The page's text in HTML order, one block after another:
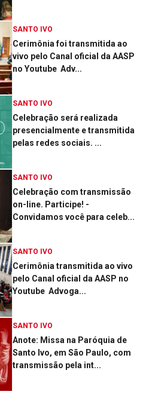
SANTO IVO
Cerimônia foi transmitida ao
vivo pelo Canal oficial da AASP
no Youtube ­ Adv...
SANTO IVO
Celebração será realizada
presencialmente e transmitida
pelas redes sociais. ...
SANTO IVO
Celebração com transmissão
on-line. Participe! ­
Convidamos você para celeb...
SANTO IVO
Cerimônia transmitida ao vivo
pelo Canal oficial da AASP no
Youtube ­ Advoga...
SANTO IVO
Anote: Missa na Paróquia de
Santo Ivo, em São Paulo, com
transmissão pela int...